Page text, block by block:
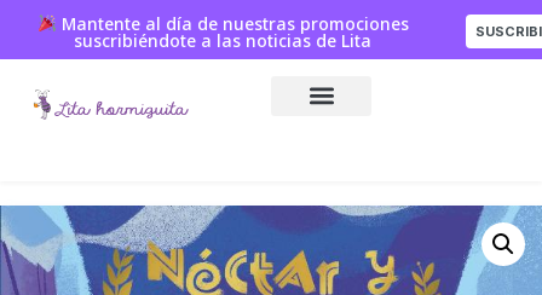
Mantente al día de nuestras promociones
suscribiéndote a las noticias de Lita